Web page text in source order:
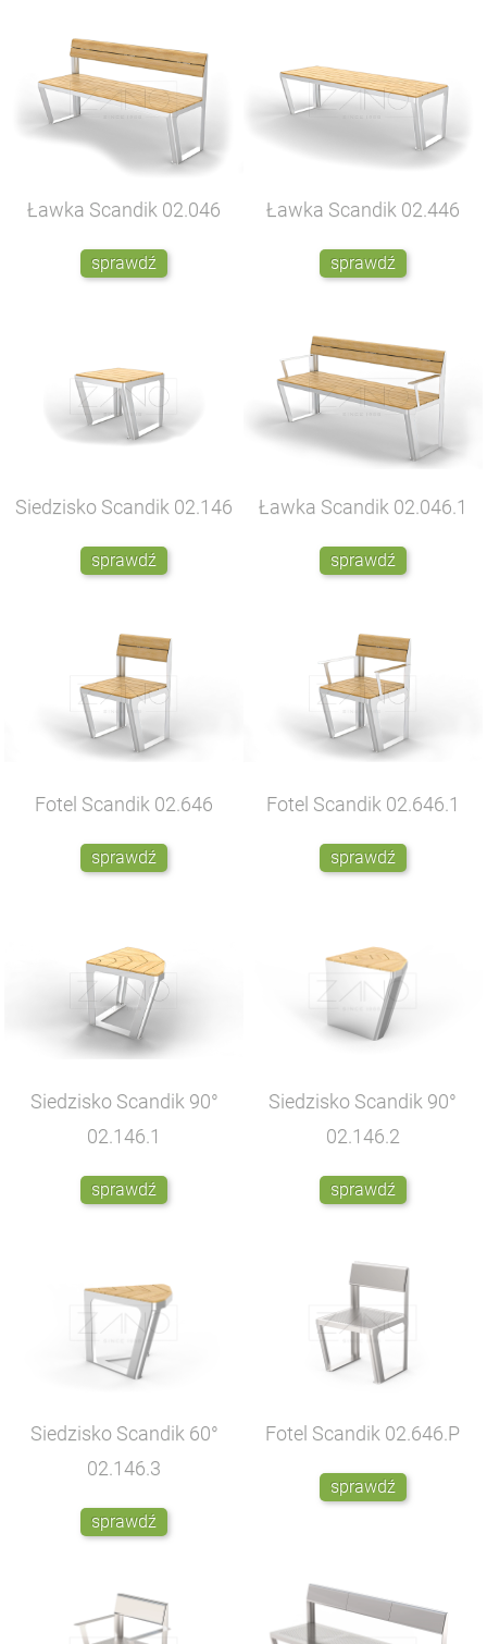
Ławka Scandik 02.046
sprawdź
Ławka Scandik 02.446
sprawdź
Siedzisko Scandik 02.146
sprawdź
Ławka Scandik 02.046.1
sprawdź
Fotel Scandik 02.646
sprawdź
Fotel Scandik 02.646.1
sprawdź
Siedzisko Scandik 90°
02.146.1
sprawdź
Siedzisko Scandik 90°
02.146.2
sprawdź
Siedzisko Scandik 60°
02.146.3
sprawdź
Fotel Scandik 02.646.P
sprawdź